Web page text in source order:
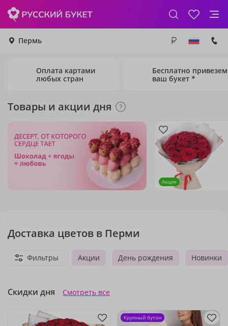
Пермь
Оплата картами
любых стран
Бесплатно привезем
ваш букет *
Товары и акции дня
Акция
Доставка цветов в Перми
Акции День рождения Новинки
Фильтры
Скидки дня Смотреть все
Крупный бутон